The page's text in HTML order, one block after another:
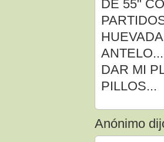
DE 55"
DAR MI
PILLOS...
Anónimo